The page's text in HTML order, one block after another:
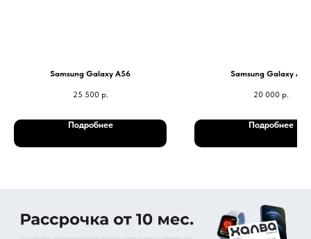
Samsung Galaxy A56
25 500 р.
Подробнее
Samsung Galaxy A36
20 000 р.
Подробнее